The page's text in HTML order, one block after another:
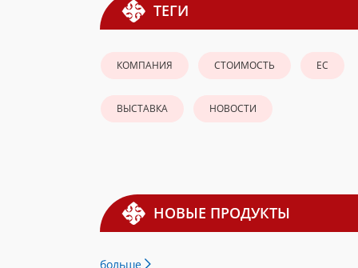
ТЕГИ
КОМПАНИЯ СТОИМОСТЬ ЕС
ВЫСТАВКА НОВОСТИ
НОВЫЕ ПРОДУКТЫ
больше